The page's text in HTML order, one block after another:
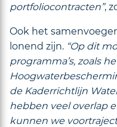
portfoliocontracten”,
Ook het
lonend zijn. “Op dit
programma’s, zoals
de Kaderrichtlijn
hebben veel overlap
kunnen we